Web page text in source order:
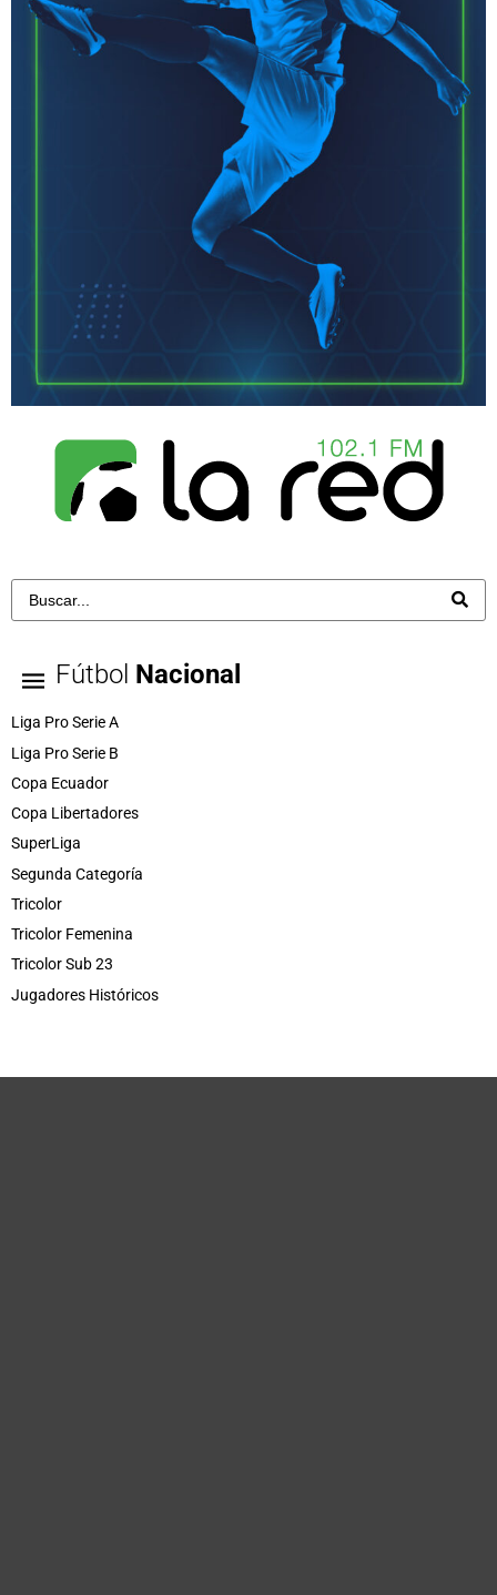
Fútbol Nacional
Liga Pro Serie A
Liga Pro Serie B
Copa Ecuador
Copa Libertadores
SuperLiga
Segunda Categoría
Tricolor
Tricolor Femenina
Tricolor Sub 23
Jugadores Históricos